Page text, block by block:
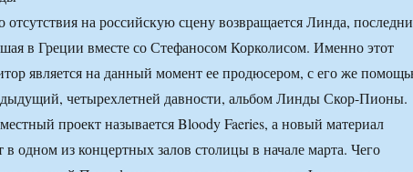
отсутствия на российскую сцену возвращается Линда,
в Греции вместе со Стефаносом Корколисом. Именно этот
является на данный момент ее продюсером, с его же
четырехлетней давности, альбом Линды Скор-Пионы.
проект называется Bloody Faeries, а новый материал
в одном из концертных залов столицы в начале марта. Чего